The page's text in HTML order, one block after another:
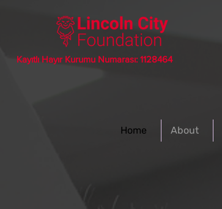
Kayıtlı Hayır Kurumu Numarası: 1128464
Home About